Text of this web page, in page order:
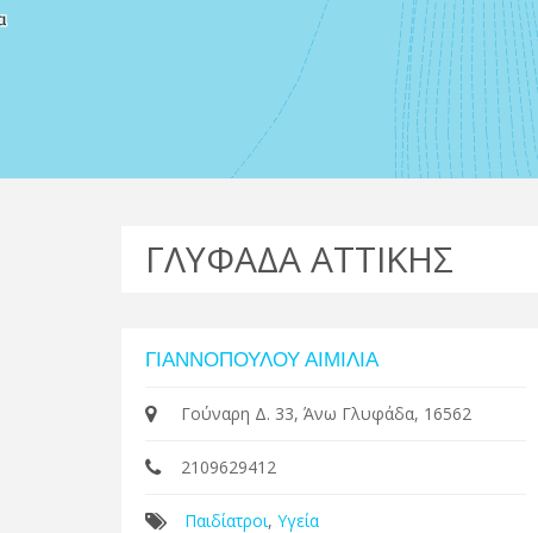
ΓΛΥΦΑΔΑ ΑΤΤΙΚΗΣ
ΓΙΑΝΝΟΠΟΥΛΟΥ ΑΙΜΙΛΙΑ
Γούναρη Δ. 33, Άνω Γλυφάδα, 16562
2109629412
Παιδίατροι, Υγεία